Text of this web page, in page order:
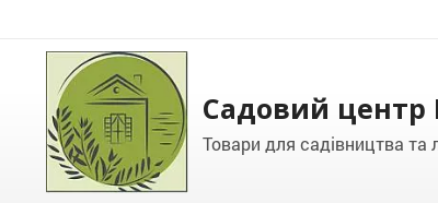
Садовий центр
Товари для садівництва